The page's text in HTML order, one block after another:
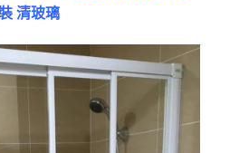
清玻璃